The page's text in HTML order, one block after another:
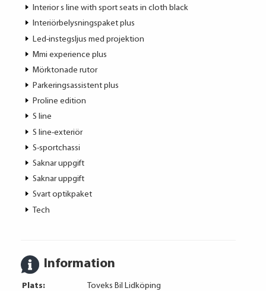
Interior s line with sport seats in cloth black
Interiörbelysningspaket plus
Led-instegsljus med projektion
Mmi experience plus
Mörktonade rutor
Parkeringsassistent plus
Proline edition
S line
S line-exteriör
S-sportchassi
Saknar uppgift
Saknar uppgift
Svart optikpaket
Tech
Information
Plats:
Toveks Bil Lidköping